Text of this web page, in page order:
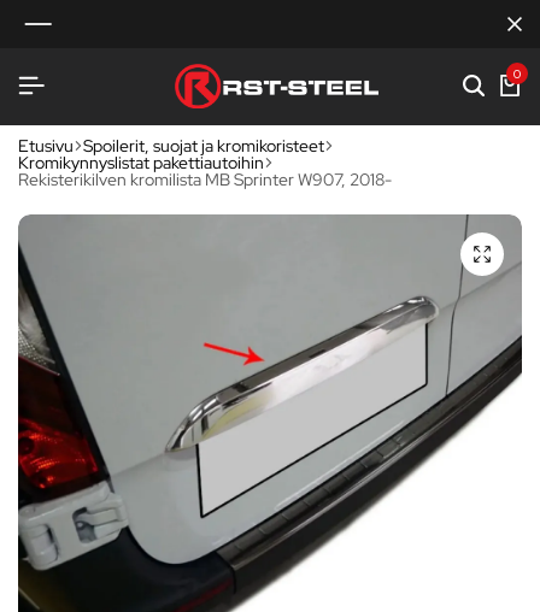
0
Etusivu Spoilerit, suojat ja kromikoristeet
Kromikynnyslistat pakettiautoihin
Rekisterikilven kromilista MB Sprinter W907, 2018-